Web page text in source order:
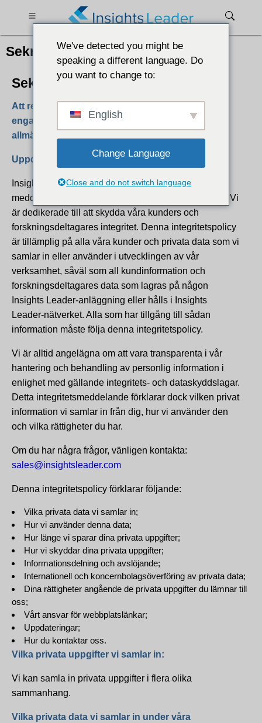
Sekretesspolicy
Sekretesspolicy
Att respektera integriteten är en viktig del av vårt
engagemang gentemot respondenterna och
allmänheten.
Uppdaterad den 30 november 2019
Insights Leader (kallad "oss", "vi"och "vår"
meddelande) är en del av Market Research Industry. Vi
är dedikerade till att skydda våra kunders och
forskningsdeltagares integritet. Denna integritetspolicy
är tillämplig på alla våra kunder och privata data som vi
samlar in eller använder i utvecklingen av vår
verksamhet, såväl som all kundinformation och
forskningsdeltagares data som lagras på någon
Insights Leader-anläggning eller hålls i Insights
Leader-nätverket. Alla som har tillgång till sådan
information måste följa denna integritetspolicy.
Vi är alltid angelägna om att vara transparenta i vår
hantering och behandling av personlig information i
enlighet med gällande integritets- och dataskyddslagar.
Detta integritetsmeddelande förklarar dock vilken privat
information vi samlar in från dig, hur vi använder den
och vilka rättigheter du har.
Om du har några frågor, vänligen kontakta:
sales@insightsleader.com
Denna integritetspolicy förklarar följande:
Vilka privata data vi samlar in;
Hur vi använder denna data;
Hur länge vi sparar dina privata uppgifter;
Hur vi skyddar dina privata uppgifter;
Informationsdelning och avslöjande;
Internationell och koncernbolagsöverföring av privata data;
Dina rättigheter angående de privata uppgifter du lämnar till
oss;
Vårt ansvar för webbplatslänkar;
Uppdateringar;
Hur du kontaktar oss.
Vilka privata uppgifter vi samlar in:
Vi kan samla in privata uppgifter i flera olika
sammanhang.
Vilka privata data vi samlar in under våra
We've detected you might be
speaking a different language. Do
you want to change to:
English
Change Language
Close and do not switch language